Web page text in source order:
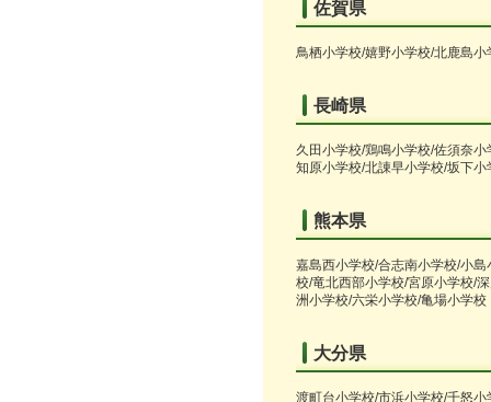
佐賀県
鳥栖小学校/嬉野小学校/北鹿島
長崎県
久田小学校/鶏鳴小学校/佐須奈
知原小学校/北諌早小学校/坂下
熊本県
嘉島西小学校/合志南小学校/小
校/竜北西部小学校/宮原小学校/
洲小学校/六栄小学校/亀場小学校
大分県
渡町台小学校/市浜小学校/千怒